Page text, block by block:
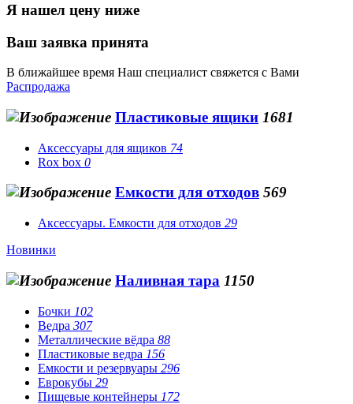
Я нашел цену ниже
Ваш заявка принята
В ближайшее время Наш специалист свяжется с Вами
Распродажа
Пластиковые ящики 1681
Аксессуары для ящиков 74
Rox box 0
Емкости для отходов 569
Аксессуары. Емкости для отходов 29
Новинки
Наливная тара 1150
Бочки 102
Ведра 307
Металлические вёдра 88
Пластиковые ведра 156
Емкости и резервуары 296
Еврокубы 29
Пищевые контейнеры 172